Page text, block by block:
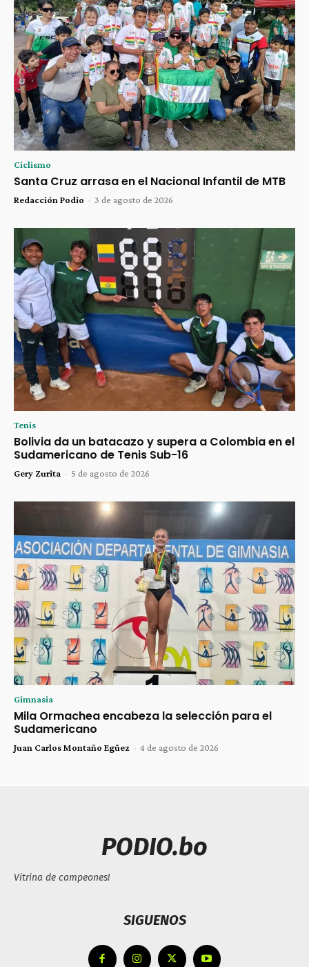
Ciclismo
Santa Cruz arrasa en el Nacional Infantil de MTB
Redacción Podio - 3 de agosto de 2026
Tenis
Bolivia da un batacazo y supera a Colombia en el
Sudamericano de Tenis Sub-16
Gery Zurita - 5 de agosto de 2026
Gimnasia
Mila Ormachea encabeza la selección para el
Sudamericano
Juan Carlos Montaño Egüez - 4 de agosto de 2026
PODIO.bo
Vitrina de campeones!
SIGUENOS